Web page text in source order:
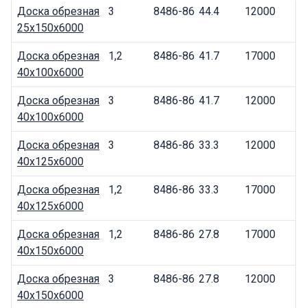
Доска обрезная
25x150x6000
3 8486-86 44.4 12000
Доска обрезная
40x100x6000
1,2 8486-86 41.7 17000
Доска обрезная
40x100x6000
3 8486-86 41.7 12000
Доска обрезная
40x125x6000
3 8486-86 33.3 12000
Доска обрезная
40x125x6000
1,2 8486-86 33.3 17000
Доска обрезная
40x150x6000
1,2 8486-86 27.8 17000
Доска обрезная
40x150x6000
3 8486-86 27.8 12000